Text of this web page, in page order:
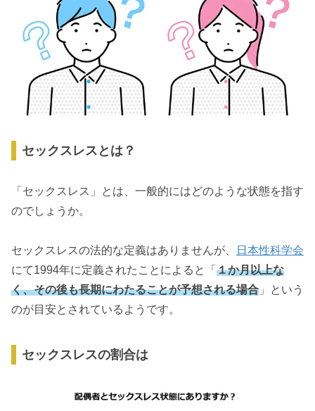
エーションを増やしておく
妊娠・出産・産後の過ごし方
部屋の間取りや寝室の環境
普段の身だしなみにも注意
非日常感の演出
「今日はしたくない」という時には
まとめ
セックスレスとは？
「セックスレス」とは、一般的にはどのような状態を指す
のでしょうか。
セックスレスの法的な定義はありませんが、
日本性科学会
にて1994年に定義されたことによると「 １か月以上な
く、その後も長期にわたることが予想される場合 」という
のが目安とされているようです。
セックスレスの割合は